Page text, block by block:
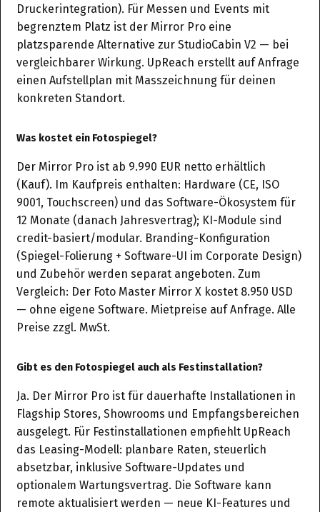
Druckerintegration). Für Messen und Events mit
begrenztem Platz ist der Mirror Pro eine
platzsparende Alternative zur StudioCabin V2 — bei
vergleichbarer Wirkung. UpReach erstellt auf Anfrage
einen Aufstellplan mit Masszeichnung für deinen
konkreten Standort.
Was kostet ein Fotospiegel?
Der Mirror Pro ist ab 9.990 EUR netto erhältlich
(Kauf). Im Kaufpreis enthalten: Hardware (CE, ISO
9001, Touchscreen) und das Software-Ökosystem für
12 Monate (danach Jahresvertrag); KI-Module sind
credit-basiert/modular. Branding-Konfiguration
(Spiegel-Folierung + Software-UI im Corporate Design)
und Zubehör werden separat angeboten. Zum
Vergleich: Der Foto Master Mirror X kostet 8.950 USD
— ohne eigene Software. Mietpreise auf Anfrage. Alle
Preise zzgl. MwSt.
Gibt es den Fotospiegel auch als Festinstallation?
Ja. Der Mirror Pro ist für dauerhafte Installationen in
Flagship Stores, Showrooms und Empfangsbereichen
ausgelegt. Für Festinstallationen empfiehlt UpReach
das Leasing-Modell: planbare Raten, steuerlich
absetzbar, inklusive Software-Updates und
optionalem Wartungsvertrag. Die Software kann
remote aktualisiert werden — neue KI-Features und